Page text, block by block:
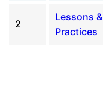
2
Lessons &
Practices